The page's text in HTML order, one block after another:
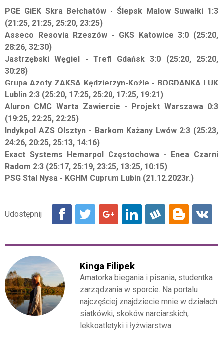
PGE GiEK Skra Bełchatów - Ślepsk Malow Suwałki 1:3
(21:25, 21:25, 25:20, 23:25)
Asseco Resovia Rzeszów - GKS Katowice 3:0 (25:20,
28:26, 32:30)
Jastrzębski Węgiel - Trefl Gdańsk 3:0 (25:20, 25:20,
30:28)
Grupa Azoty ZAKSA Kędzierzyn-Koźle - BOGDANKA LUK
Lublin 2:3 (25:20, 17:25, 25:20, 17:25, 19:21)
Aluron CMC Warta Zawiercie - Projekt Warszawa 0:3
(19:25, 22:25, 22:25)
Indykpol AZS Olsztyn - Barkom Każany Lwów 2:3 (25:23,
24:26, 20:25, 25:13, 14:16)
Exact Systems Hemarpol Częstochowa - Enea Czarni
Radom 2:3 (25:17, 25:19, 23:25, 13:25, 10:15)
PSG Stal Nysa - KGHM Cuprum Lubin (21.12.2023r.)
Kinga Filipek
Amatorka biegania i pisania, studentka
zarządzania w sporcie. Na portalu
najczęściej znajdziecie mnie w działach
siatkówki, skoków narciarskich,
lekkoatletyki i łyżwiarstwa.